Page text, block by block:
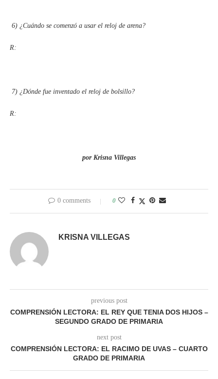
6) ¿Cuándo se comenzó a usar el reloj de arena?
R:
7) ¿Dónde fue inventado el reloj de bolsillo?
R:
por Krisna Villegas
0 comments 0
KRISNA VILLEGAS
previous post
COMPRENSIÓN LECTORA: EL REY QUE TENIA DOS HIJOS –
SEGUNDO GRADO DE PRIMARIA
next post
COMPRENSIÓN LECTORA: EL RACIMO DE UVAS – CUARTO
GRADO DE PRIMARIA